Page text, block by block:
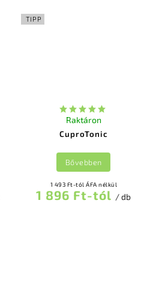
TIPP
CuproTonic
Raktáron
1 493 Ft-tól ÁFA nélkül
1 896 Ft-tól / db
Bővebben